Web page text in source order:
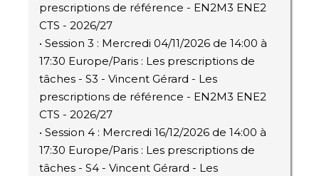
prescriptions de référence - EN2M3 ENE2
CTS - 2026/27
• Session 3 : Mercredi 04/11/2026 de 14:00 à
17:30 Europe/Paris : Les prescriptions de
tâches - S3 - Vincent Gérard - Les
prescriptions de référence - EN2M3 ENE2
CTS - 2026/27
• Session 4 : Mercredi 16/12/2026 de 14:00 à
17:30 Europe/Paris : Les prescriptions de
tâches - S4 - Vincent Gérard - Les